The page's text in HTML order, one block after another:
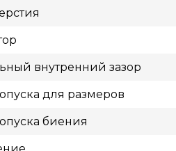
внутренний зазор
для размеров
биения